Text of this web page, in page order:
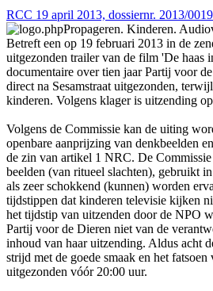
RCC 19 april 2013, dossiernr. 2013/
Propageren. Kinderen.
Betreft een op 19 februari 2013 in de
uitgezonden trailer van de film 'De haas
documentaire over tien jaar Partij voor
direct na Sesamstraat uitgezonden,
kinderen. Volgens klager is uitzending
Volgens de Commissie kan de uiting
openbare aanprijzing van denkbeelden
de zin van artikel 1 NRC. De
beelden (van ritueel slachten), gebruikt
als zeer schokkend (kunnen) worden
tijdstippen dat kinderen televisie kijken
het tijdstip van uitzenden door de NPO
Partij voor de Dieren niet van de
inhoud van haar uitzending. Aldus acht
strijd met de goede smaak en het
uitgezonden vóór 20:00 uur.